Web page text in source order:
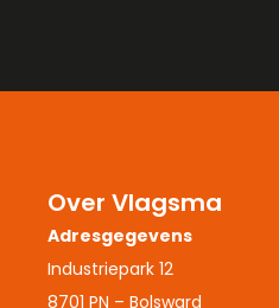
Over Vlagsma
Adresgegevens
Industriepark 12
8701 PN – Bolsward